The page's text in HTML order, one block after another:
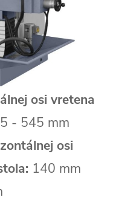
osi vretena
- 545 mm
osi
140 mm